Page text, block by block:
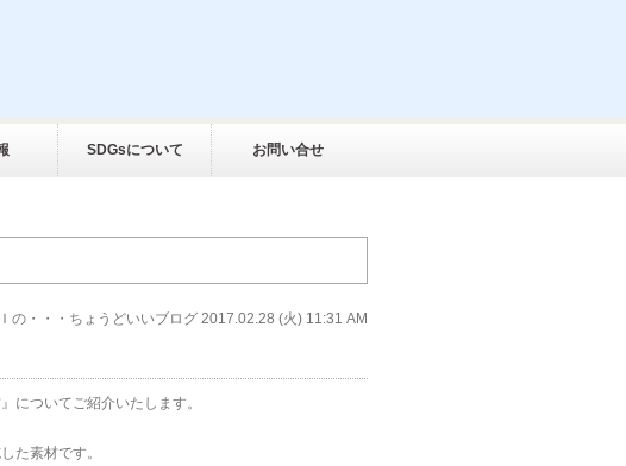
SDGsについて お問い合せ
の・・・ちょうどいいブログ 2017.02.28 (火) 11:31 AM
についてご紹介いたします。
た素材です。